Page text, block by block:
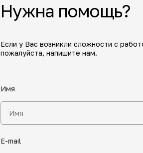
Нужна помощь?
Если у Вас возникли сложности с
пожалуйста, напишите нам.
Имя
E-mail